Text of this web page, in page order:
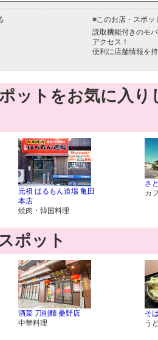
■このお店・スポッ
読取機能付きのモ
アクセス！
便利に店舗情報を
ットをお気に入
元祖 ほるもん道場 亀田
本店
焼肉・韓国料理
さ
カ
ポット
酒菜 刀削麵 桑野店
中華料理
そ
う